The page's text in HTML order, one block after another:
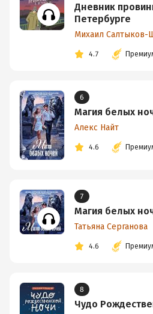
Дневник
Петербурге
Михаил
4.7
6
Магия белых
Алекс Найт
4.6
7
Магия белых
Татьяна Серганова
4.6
8
Чудо